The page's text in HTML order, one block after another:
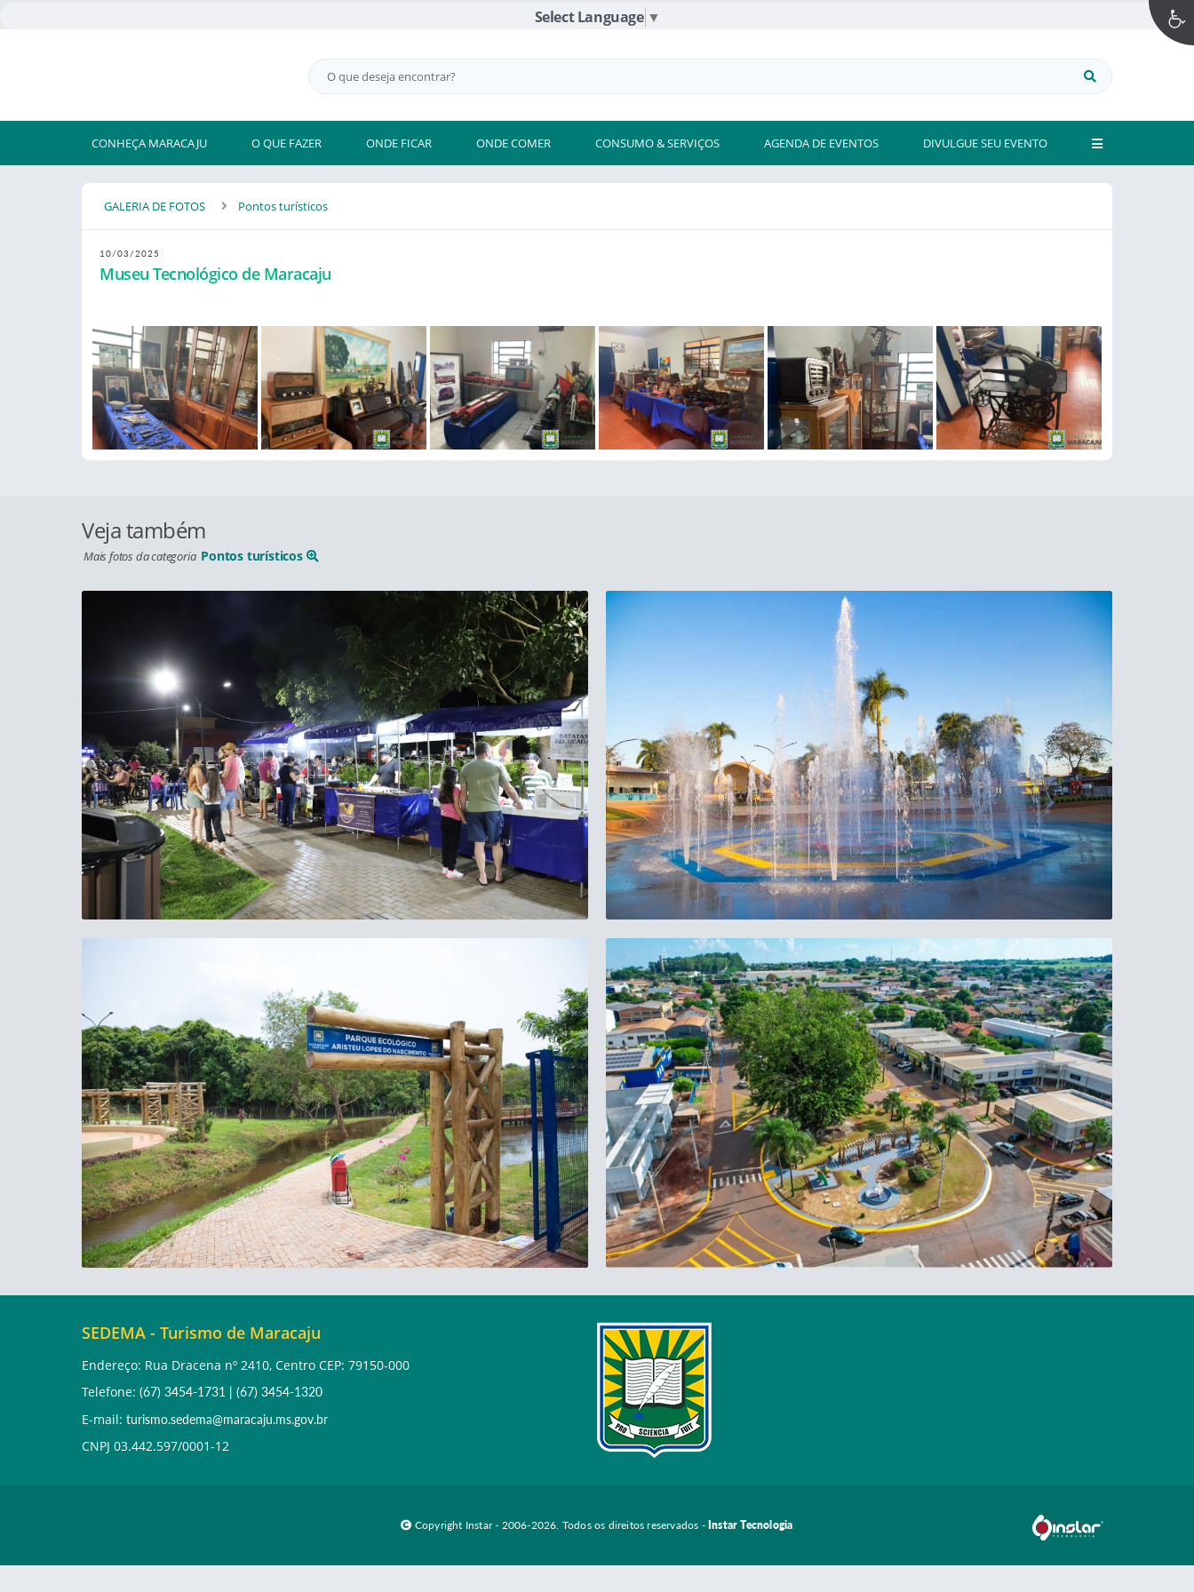
Select Language ▼
CONHEÇA MARACAJU O QUE FAZER ONDE FICAR ONDE COMER CONSUMO & SERVIÇOS AGENDA DE EVENTOS DIVULGUE SEU EVENTO
GALERIA DE FOTOS Pontos turísticos
10/03/2025
Museu Tecnológico de Maracaju
Veja também
Mais fotos da categoria Pontos turísticos
SEDEMA - Turismo de Maracaju
Endereço: Rua Dracena nº 2410, Centro CEP: 79150-000
Telefone: (67) 3454-1731 | (67) 3454-1320
E-mail: turismo.sedema@maracaju.ms.gov.br
CNPJ 03.442.597/0001-12
Copyright Instar - 2006-2026. Todos os direitos reservados - Instar Tecnologia